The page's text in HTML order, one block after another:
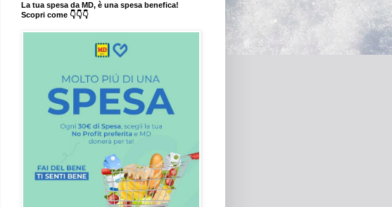
La tua spesa da MD, è una spesa benefica!
Scopri come 👇👇👇